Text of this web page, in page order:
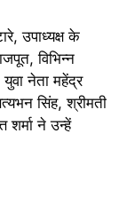
उपाध्यक्ष के
विभिन्न
नेता महेंद्र
सिंह, श्रीमती
शर्मा ने उन्हें